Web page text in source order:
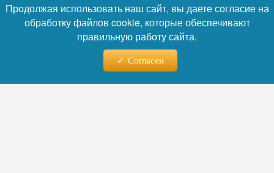
чрезвычайного происшествия с участием
несовершеннолетнего гражданина.
Агрессивное безнадзорное животное
травмировало пешехода прямо на одной из
городских улиц, после чего пострадавшему
понадобилось вмешательство
Продолжая использовать наш сайт, вы даете согласие на
обработку файлов cookie, которые обеспечивают
правильную работу сайта.
Согласен